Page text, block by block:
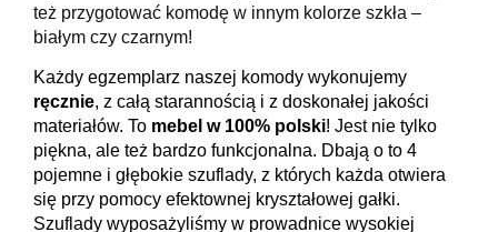
też przygotować komodę w innym kolorze szkła –
białym czy czarnym!
Każdy egzemplarz naszej komody wykonujemy
ręcznie, z całą starannością i z doskonałej jakości
materiałów. To mebel w 100% polski! Jest nie tylko
piękna, ale też bardzo funkcjonalna. Dbają o to 4
pojemne i głębokie szuflady, z których każda otwiera
się przy pomocy efektownej kryształowej gałki.
Szuflady wyposażyliśmy w prowadnice wysokiej